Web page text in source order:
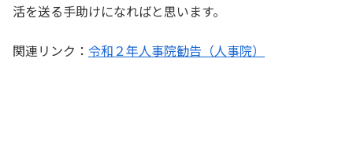
活を送る手助けになればと思います。
関連リンク： 令和２年人事院勧告（人事院）